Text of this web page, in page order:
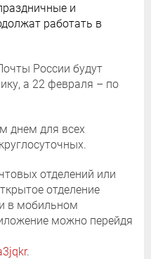
и
работать в
России будут
а 22 февраля – по
днем для всех
отделений или
отделение
в мобильном
можно перейдя
.